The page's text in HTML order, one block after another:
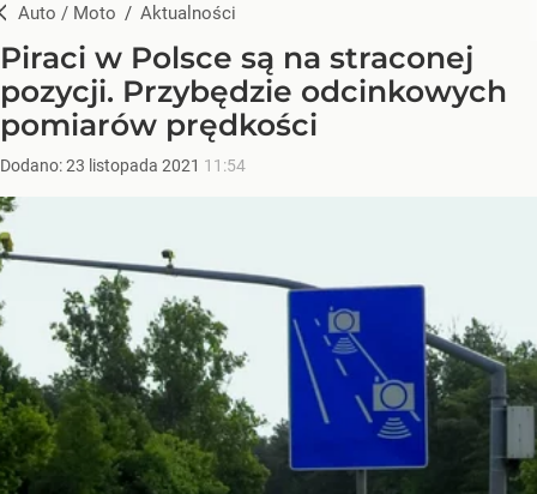
Auto / Moto / Aktualności
Piraci w Polsce są na straconej
pozycji. Przybędzie odcinkowych
pomiarów prędkości
Dodano:23 listopada 2021 11:54